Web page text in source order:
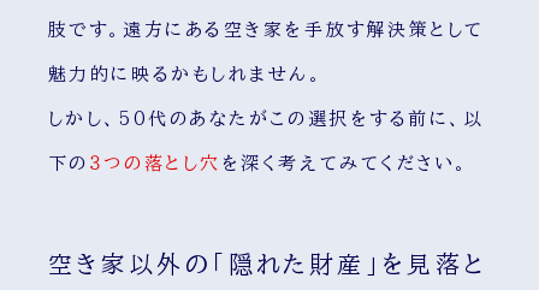
肢です。遠方にある空き家を手放す解決策として
魅力的に映るかもしれません。
しかし、50代のあなたがこの選択をする前に、以
下の ３つの落とし穴 を深く考えてみてください。
空き家以外の「隠れた財産」を見落と